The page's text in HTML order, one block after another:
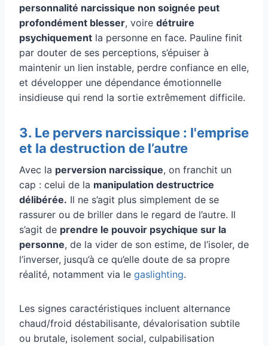
personnalité narcissique non soignée peut
profondément blesser, voire détruire
psychiquement la personne en face. Pauline finit
par douter de ses perceptions, s’épuiser à
maintenir un lien instable, perdre confiance en elle,
et développer une dépendance émotionnelle
insidieuse qui rend la sortie extrêmement difficile.
3. Le pervers narcissique : l'emprise
et la destruction de l’autre
Avec la perversion narcissique, on franchit un
cap : celui de la manipulation destructrice
délibérée. Il ne s’agit plus simplement de se
rassurer ou de briller dans le regard de l’autre. Il
s’agit de prendre le pouvoir psychique sur la
personne, de la vider de son estime, de l’isoler, de
l’inverser, jusqu’à ce qu’elle doute de sa propre
réalité, notamment via le gaslighting.
Les signes caractéristiques incluent alternance
chaud/froid déstabilisante, dévalorisation subtile
ou brutale, isolement social, culpabilisation